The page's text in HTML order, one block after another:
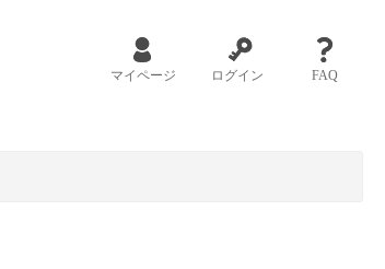
マイページ ログイン FAQ